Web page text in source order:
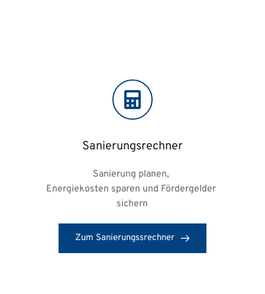
Sanierungsrechner
Sanierung planen,
Energiekosten sparen und Fördergelder
sichern
Zum Sanierungssrechner